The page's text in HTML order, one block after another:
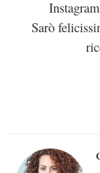
Sarò